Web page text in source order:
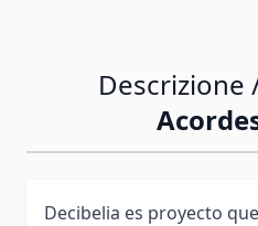
Descrizione
Decibelia es proyecto